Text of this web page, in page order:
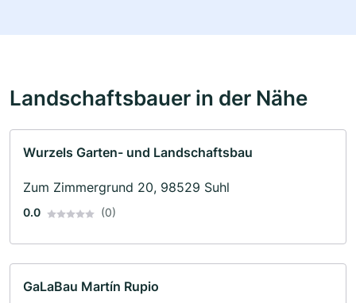
Landschaftsbauer in der Nähe
Wurzels Garten- und Landschaftsbau
Zum Zimmergrund 20, 98529 Suhl
0.0 (0)
GaLaBau Martín Rupio